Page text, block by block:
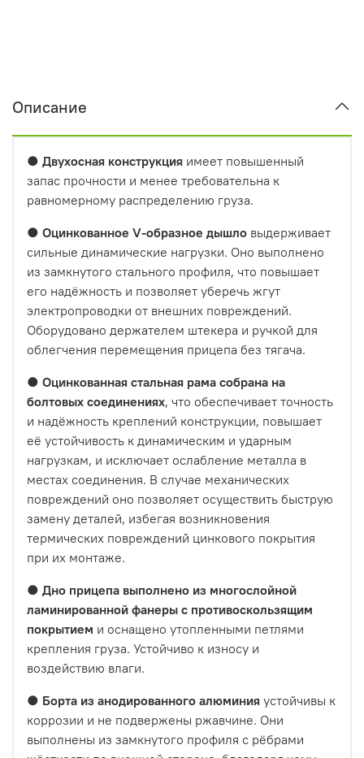
Описание
● Двухосная конструкция имеет повышенный
запас прочности и менее требовательна к
равномерному распределению груза.
● Оцинкованное V-образное дышло выдерживает
сильные динамические нагрузки. Оно выполнено
из замкнутого стального профиля, что повышает
его надёжность и позволяет уберечь жгут
электропроводки от внешних повреждений.
Оборудовано держателем штекера и ручкой для
облегчения перемещения прицепа без тягача.
● Оцинкованная стальная рама собрана на
болтовых соединениях, что обеспечивает точность
и надёжность креплений конструкции, повышает
её устойчивость к динамическим и ударным
нагрузкам, и исключает ослабление металла в
местах соединения. В случае механических
повреждений оно позволяет осуществить быструю
замену деталей, избегая возникновения
термических повреждений цинкового покрытия
при их монтаже.
● Дно прицепа выполнено из многослойной
ламинированной фанеры с противоскользящим
покрытием и оснащено утопленными петлями
крепления груза. Устойчиво к износу и
воздействию влаги.
● Борта из анодированного алюминия устойчивы к
коррозии и не подвержены ржавчине. Они
выполнены из замкнутого профиля с рёбрами